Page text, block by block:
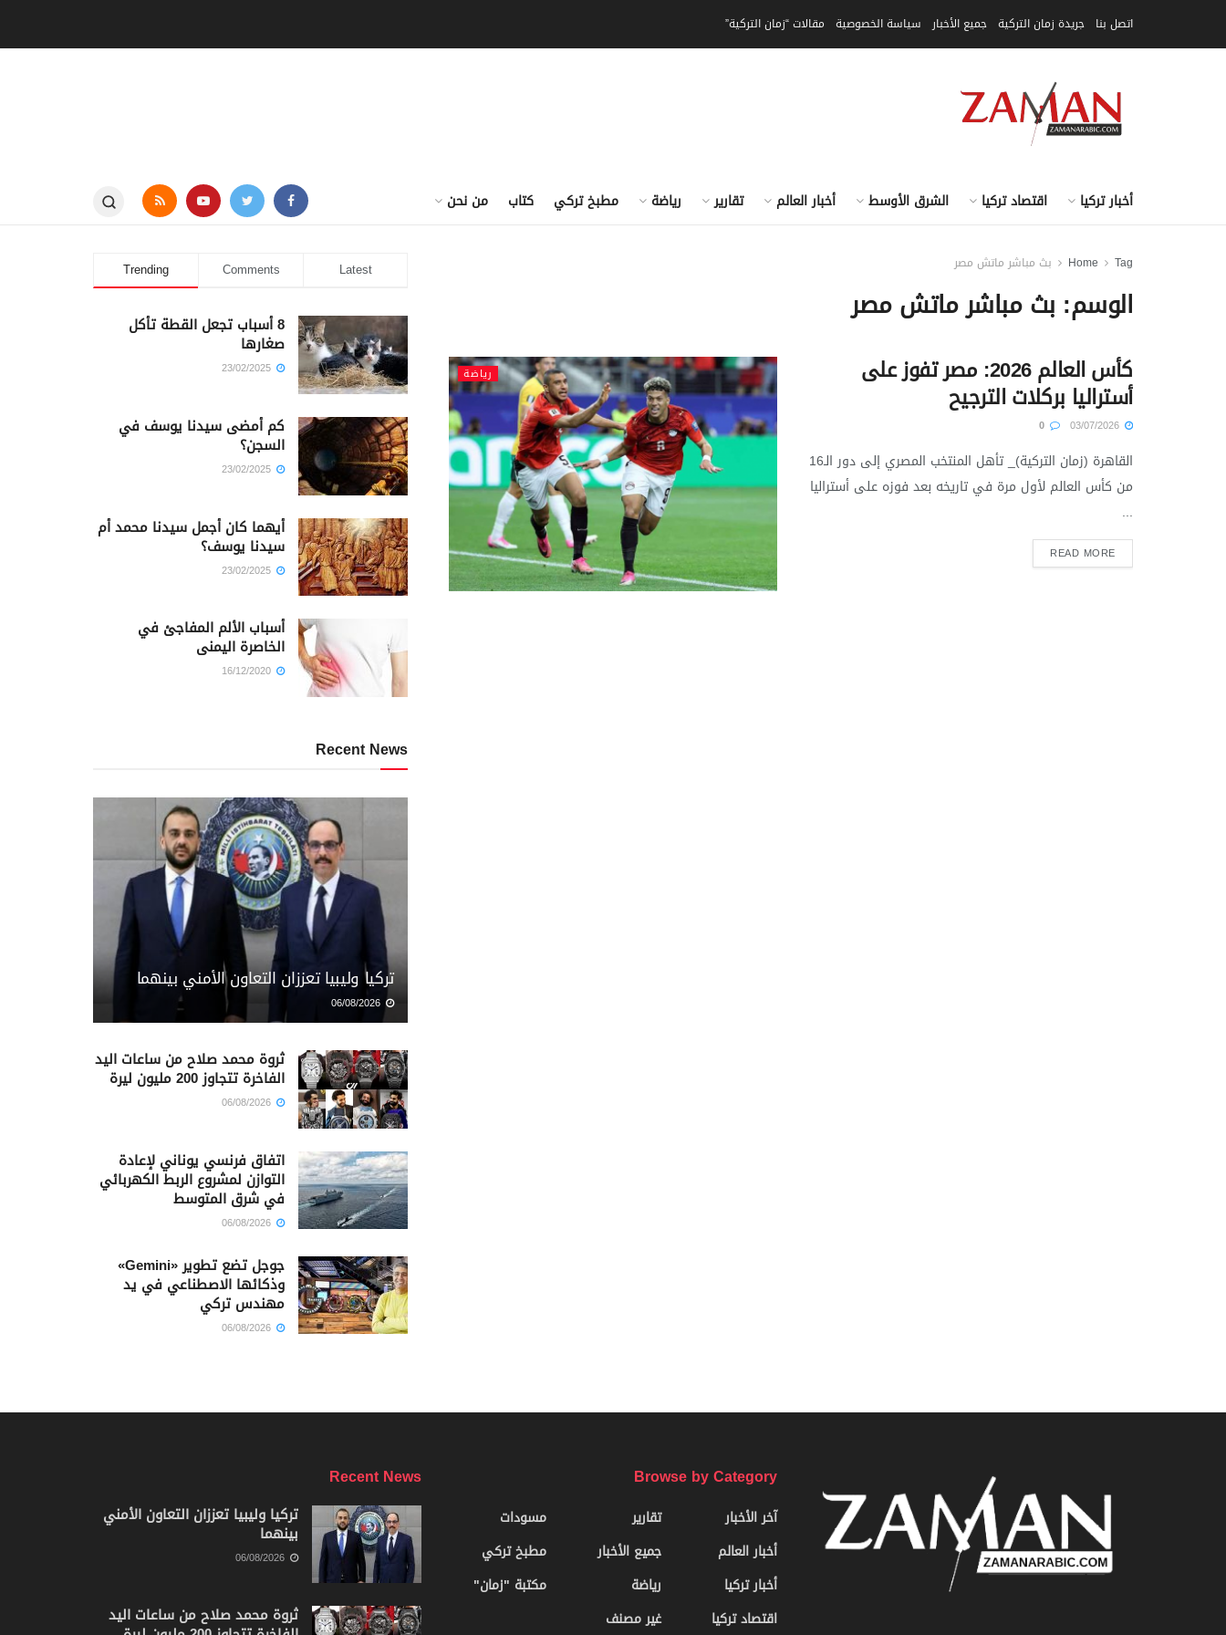
اتصل بنا جريدة زمان التركية جميع الأخبار سياسة الخصوصية مقالات “زمان التركية”
أخبار تركيا اقتصاد تركيا الشرق الأوسط أخبار العالم تقارير رياضة مطبخ تركي كتاب من نحن
Home Tag بث مباشر ماتش مصر
الوسم: بث مباشر ماتش مصر
رياضة كأس العالم 2026: مصر تفوز على
أستراليا بركلات الترجيح
القاهرة (زمان التركية)_ تأهل المنتخب المصري إلى دور الـ16
من كأس العالم لأول مرة في تاريخه بعد فوزه على أستراليا
...
READ MORE
Trending Comments Latest
8 أسباب تجعل القطة تأكل
صغارها
كم أمضى سيدنا يوسف في
السجن؟
أيهما كان أجمل سيدنا محمد أم
سيدنا يوسف؟
أسباب الألم المفاجئ في
الخاصرة اليمنى
Recent News
تركيا وليبيا تعززان التعاون الأمني بينهما
ثروة محمد صلاح من ساعات اليد
الفاخرة تتجاوز 200 مليون ليرة
اتفاق فرنسي يوناني لإعادة
التوازن لمشروع الربط الكهربائي
في شرق المتوسط
جوجل تضع تطوير «Gemini»
وذكائها الاصطناعي في يد
مهندس تركي
Browse by Category
آخر الأخبار
أخبار العالم
أخبار تركيا
اقتصاد تركيا
تقارير
جميع الأخبار
رياضة
غير مصنف
مسودات
مطبخ تركي
مكتبة "زمان"
Recent News
تركيا وليبيا تعززان التعاون الأمني
بينهما
ثروة محمد صلاح من ساعات اليد